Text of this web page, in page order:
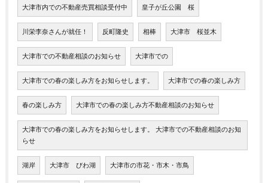
大津市内での不動産売買相談受付中 皇子が丘公園 桜
川栄李奈さんが就任！ 反町隆史 相棒 大津市 桜並木
大津市での不動産相談のお知らせ 大津市での
大津市での春の楽しみ方をお知らせします。 大津市での春の楽しみ方
春の楽しみ方 大津市での春の楽しみ方不動産相談のお知らせ
大津市での春の楽しみ方をお知らせします。 大津市での不動産相談のお知
らせ
湖岸 大津市 びわ湖 大津市の市花・市木・市鳥